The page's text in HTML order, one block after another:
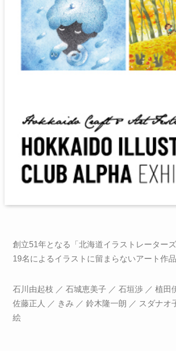
創立51年となる「北海道イラストレーター
19名によるイラストに留まらないアート作
石川由起枝 ／ 石城恵美子 ／ 石垣渉 ／ 植
佐藤正人 ／ きみ ／ 鈴木隆一朗 ／ スダナ
絵